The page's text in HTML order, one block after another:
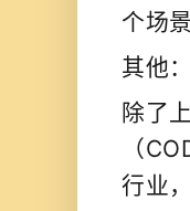
个场景
其他：
除了
（
行业